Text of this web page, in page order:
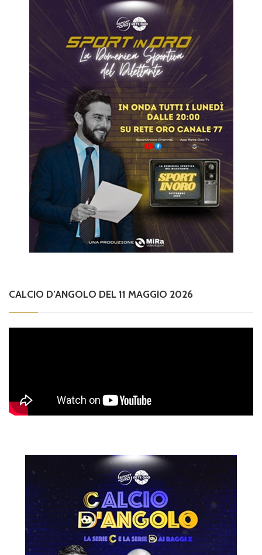
CALCIO D’ANGOLO DEL 11 MAGGIO 2026